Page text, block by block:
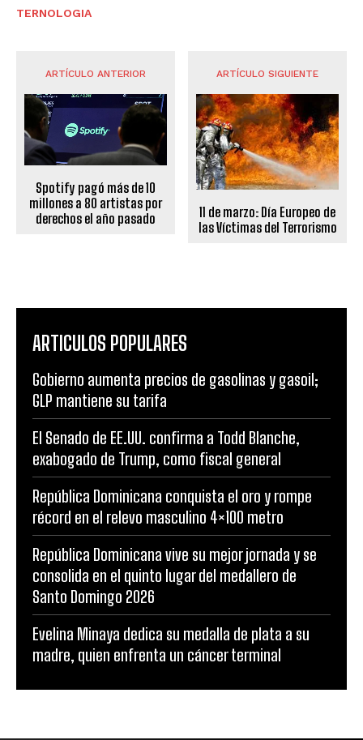
TERNOLOGIA
ARTÍCULO ANTERIOR
Spotify pagó más de 10
millones a 80 artistas por
derechos el año pasado
ARTÍCULO SIGUIENTE
11 de marzo: Día Europeo de
las Víctimas del Terrorismo
ARTICULOS POPULARES
Gobierno aumenta precios de gasolinas y gasoil;
GLP mantiene su tarifa
El Senado de EE.UU. confirma a Todd Blanche,
exabogado de Trump, como fiscal general
República Dominicana conquista el oro y rompe
récord en el relevo masculino 4×100 metro
República Dominicana vive su mejor jornada y se
consolida en el quinto lugar del medallero de
Santo Domingo 2026
Evelina Minaya dedica su medalla de plata a su
madre, quien enfrenta un cáncer terminal